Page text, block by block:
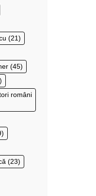
(21)
(45)
români
(23)